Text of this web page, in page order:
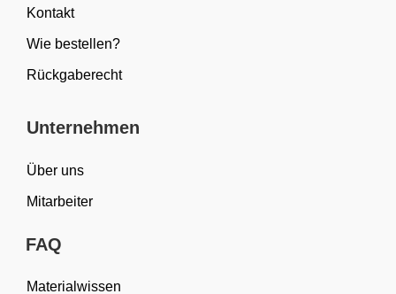
Kontakt
Wie bestellen?
Rückgaberecht
Unternehmen
Über uns
Mitarbeiter
FAQ
Materialwissen